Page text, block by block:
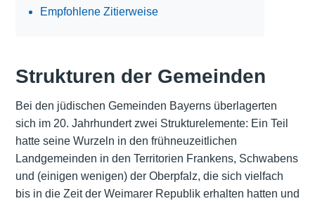
Empfohlene Zitierweise
Strukturen der Gemeinden
Bei den jüdischen Gemeinden Bayerns überlagerten
sich im 20. Jahrhundert zwei Strukturelemente: Ein Teil
hatte seine Wurzeln in den frühneuzeitlichen
Landgemeinden in den Territorien Frankens, Schwabens
und (einigen wenigen) der Oberpfalz, die sich vielfach
bis in die Zeit der Weimarer Republik erhalten hatten und